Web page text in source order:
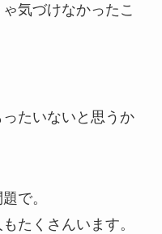
気づけなかったこ
たいないと思うか
で。
たくさんいます。